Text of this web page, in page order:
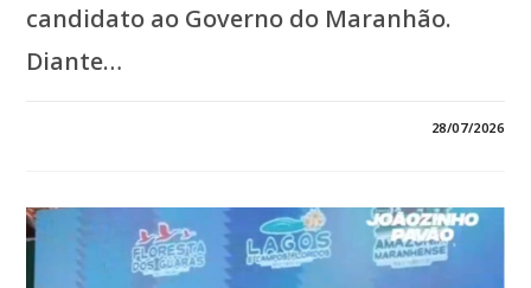
candidato ao Governo do Maranhão.
Diante…
BANDEIRA
DA
MOBILIZAÇÃO
E
CONVOCA
28/07/2026